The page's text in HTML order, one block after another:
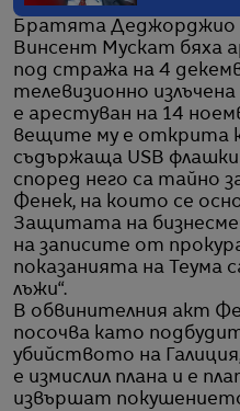
Братята Деджорджио
Винсент Мускат бяха
под стража на 4
телевизионно
е арестуван на 14
вещите му е открита
съдържаща USB
според него са тайно
Фенек, на които се
Защитата на
на записите от
показанията на Теума
лъжи“.
В обвинителния акт
посочва като
убийството на
е измислил плана и е
извършат